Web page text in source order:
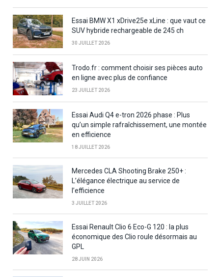
Essai BMW X1 xDrive25e xLine : que vaut ce
SUV hybride rechargeable de 245 ch
30 JUILLET 2026
Trodo.fr : comment choisir ses pièces auto
en ligne avec plus de confiance
23 JUILLET 2026
Essai Audi Q4 e-tron 2026 phase : Plus
qu’un simple rafraîchissement, une montée
en efficience
18 JUILLET 2026
Mercedes CLA Shooting Brake 250+ :
L’élégance électrique au service de
l’efficience
3 JUILLET 2026
Essai Renault Clio 6 Eco-G 120 : la plus
économique des Clio roule désormais au
GPL
28 JUIN 2026